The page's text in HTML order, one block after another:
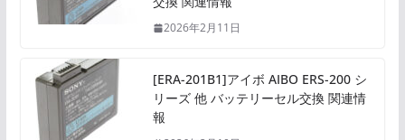
2026年2月11日
[ERA-201B1]アイボ AIBO ERS-200 シ
リーズ 他 バッテリーセル交換 関連情
報